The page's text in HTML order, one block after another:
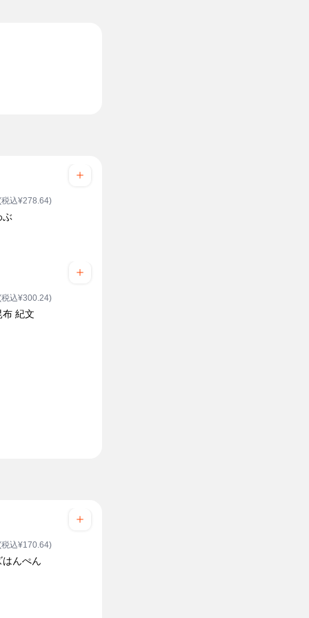
税込¥278.64)
ぶ
税込¥300.24)
布 紀文
税込¥170.64)
はんぺん